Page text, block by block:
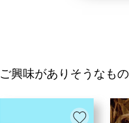
ご興味がありそうなもの